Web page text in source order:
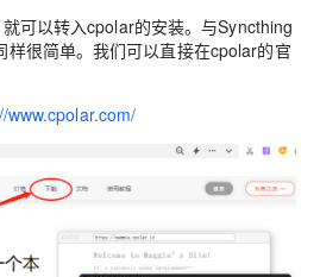
可以转入cpolar的安装。与Syncthing
很简单。我们可以直接在cpolar的官
www.cpolar.com/